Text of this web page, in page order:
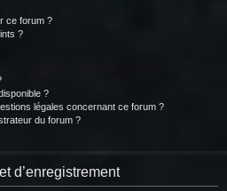
ce forum ?
?
?
légales concernant ce forum ?
du forum ?
d’enregistrement